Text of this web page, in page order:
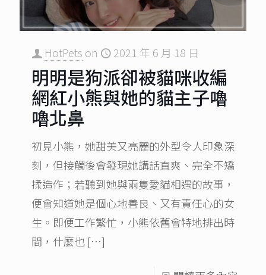
HotPets on 2021 年 6 月 18 日
明明是狗派卻被貓咪收編
網紅小熊與她的貓主子嚕
嚕北鼻
初見小熊，她甜美又亮麗的外型令人印象深
刻，但接觸後會發現她講話直爽、完全不矯
揉造作；若聽到她與兩隻愛貓相遇的故事，
便會知道她是個心地善良、又有責任心的女
生。即便工作繁忙，小熊依舊會特地排出時
間，什麼也 […]